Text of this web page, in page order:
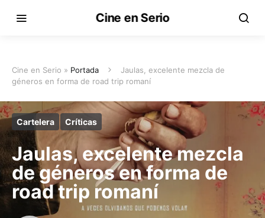
Cine en Serio
Cine en Serio » Portada
Jaulas, excelente mezcla de
géneros en forma de road trip romaní
Cartelera Críticas
Jaulas, excelente mezcla
de géneros en forma de
road trip romaní